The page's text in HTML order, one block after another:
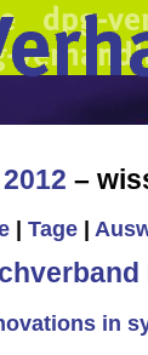
–
Tage
in